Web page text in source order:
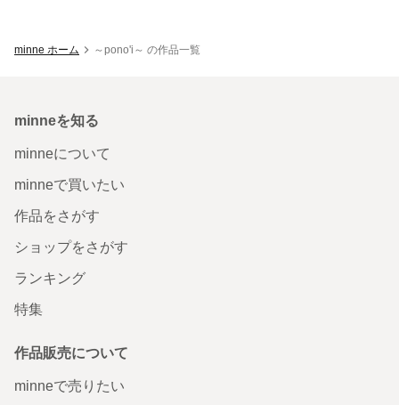
minne ホーム ～pono'i～ の作品一覧
minneを知る
minneについて
minneで買いたい
作品をさがす
ショップをさがす
ランキング
特集
作品販売について
minneで売りたい